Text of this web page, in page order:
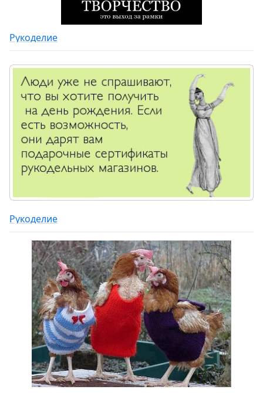
Рукоделие
Рукоделие